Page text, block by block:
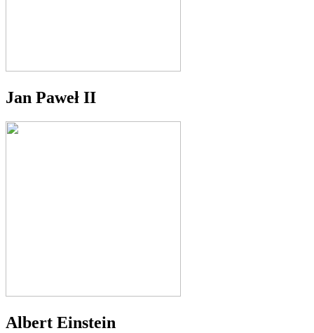
Jan Paweł II
Albert Einstein